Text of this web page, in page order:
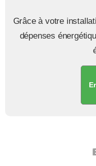
Grâce à votre
dépenses